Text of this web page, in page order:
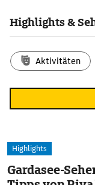
man nicht
alljährlich in der
offenbart. Neben
Highlights &
Aktivitäten
Highlights
Gardasee-